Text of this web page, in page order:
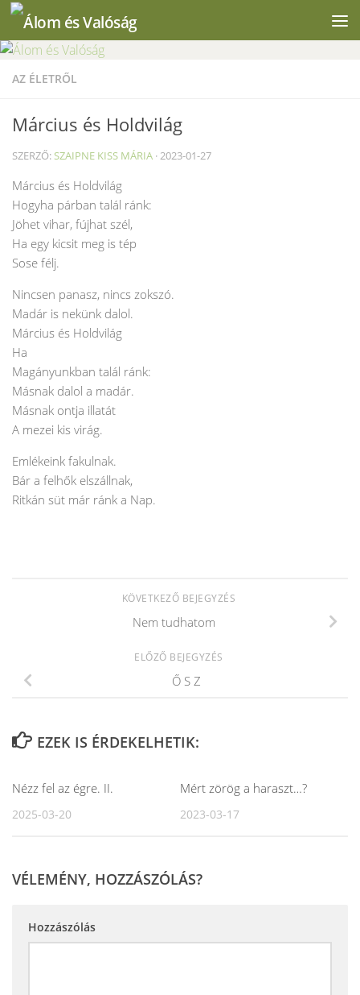
Skip to content
AZ ÉLETRŐL
Március és Holdvilág
SZERZŐ:SZAIPNE KISS MÁRIA ·2023-01-27
Március és Holdvilág
Hogyha párban talál ránk:
Jöhet vihar, fújhat szél,
Ha egy kicsit meg is tép
Sose félj.
Nincsen panasz, nincs zokszó.
Madár is nekünk dalol.
Március és Holdvilág
Ha
Magányunkban talál ránk:
Másnak dalol a madár.
Másnak ontja illatát
A mezei kis virág.
Emlékeink fakulnak.
Bár a felhők elszállnak,
Ritkán süt már ránk a Nap.
KÖVETKEZŐ BEJEGYZÉS
Nem tudhatom
ELŐZŐ BEJEGYZÉS
Ő S Z
EZEK IS ÉRDEKELHETIK:
Nézz fel az égre. II.
2025-03-20
Mért zörög a haraszt…?
2023-03-17
VÉLEMÉNY, HOZZÁSZÓLÁS?
Hozzászólás